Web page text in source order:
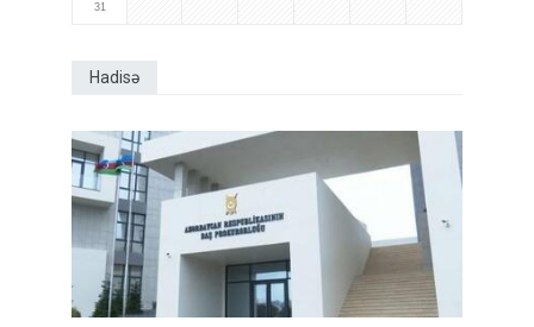
31
Hadisə